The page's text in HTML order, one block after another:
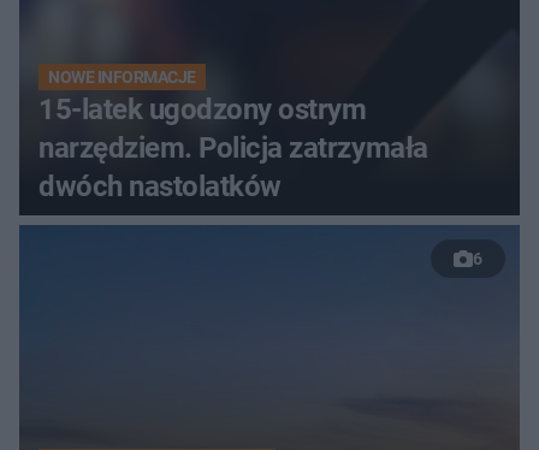
NOWE INFORMACJE
15-latek ugodzony ostrym
narzędziem. Policja zatrzymała
dwóch nastolatków
6